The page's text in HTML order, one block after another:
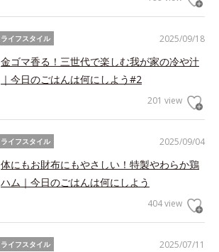
2025/09/18
ライフスタイル
金ゴマ香る！三世代で楽しむ我が家の冷や汁
｜今日のごはんは何にしよう#2
201 view
2025/09/04
ライフスタイル
体にもお財布にもやさしい！特製やわらか鶏
ハム｜今日のごはんは何にしよう
404 view
2025/07/11
ライフスタイル